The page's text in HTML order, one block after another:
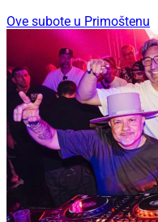
Ove subote u Primoštenu